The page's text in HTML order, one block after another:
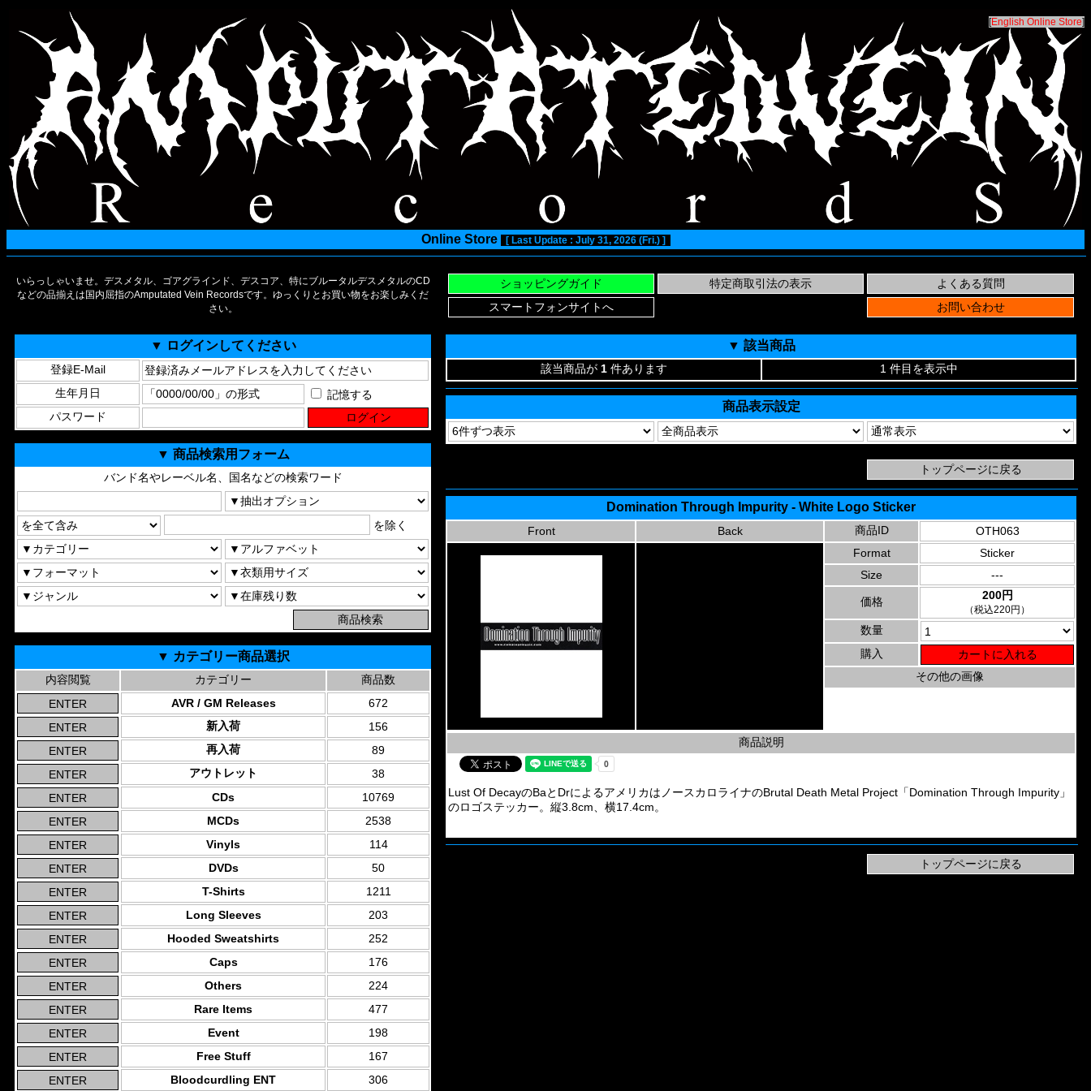
[English Online Store]
Online Store [ Last Update : July 31, 2026 (Fri.) ]
いらっしゃいませ。デスメタル、ゴアグラインド、デスコア、特にブルータルデスメタルのCD
などの品揃えは国内屈指のAmputated Vein Recordsです。ゆっくりとお買い物をお楽しみくだ
さい。
▼ ログインしてください
登録E-Mail
生年月日
記憶する
パスワード
▼ 商品検索用フォーム
バンド名やレーベル名、国名などの検索ワード
を除く
▼ カテゴリー商品選択
内容閲覧 カテゴリー
商品数
AVR / GM Releases
672
新入荷
156
再入荷
89
アウトレット
38
CDs
10769
MCDs
2538
Vinyls
114
DVDs
50
T-Shirts
1211
Long Sleeves
203
Hooded Sweatshirts
252
Caps
176
Others
224
Rare Items
477
Event
198
Free Stuff
167
Bloodcurdling ENT
306
▼ 該当商品
該当商品が 1 件あります 1 件目を表示中
商品表示設定
Domination Through Impurity - White Logo Sticker
Front Back 商品ID
OTH063
Format
Sticker
Size
---
価格 200円
（税込220円）
数量
購入
その他の画像
商品説明
Lust Of DecayのBaとDrによるアメリカはノースカロライナのBrutal Death Metal Project「Domination Through Impurity」
のロゴステッカー。縦3.8cm、横17.4cm。